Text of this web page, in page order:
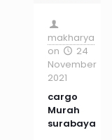
makharya
on
24
November
2021
cargo
Murah
surabaya